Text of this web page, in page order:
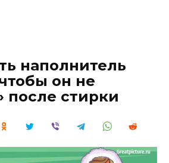
наполнитель
он не
после стирки